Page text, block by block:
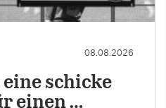
08.08.2026
eine schicke
einen …